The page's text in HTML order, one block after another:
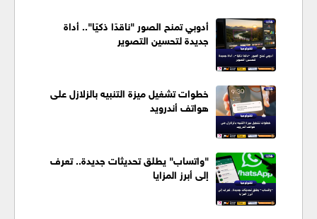
أدوبي تمنح الصور "ناقدًا ذكيًا".. أداة
جديدة لتحسين التصوير
خطوات تشغيل ميزة التنبيه بالزلازل على
هواتف أندرويد
"واتساب" يطلق تحديثات جديدة.. تعرف
إلى أبرز المزايا